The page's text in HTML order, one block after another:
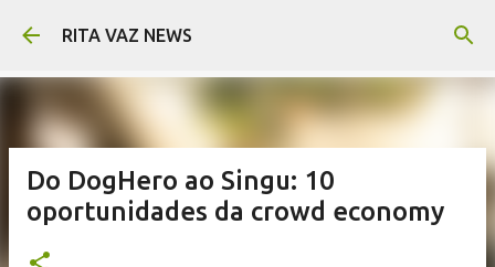
Pular para o conteúdo principal
RITA VAZ NEWS
Do DogHero ao Singu: 10
oportunidades da crowd economy